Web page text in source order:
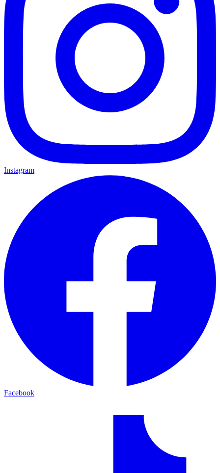
Instagram
Facebook